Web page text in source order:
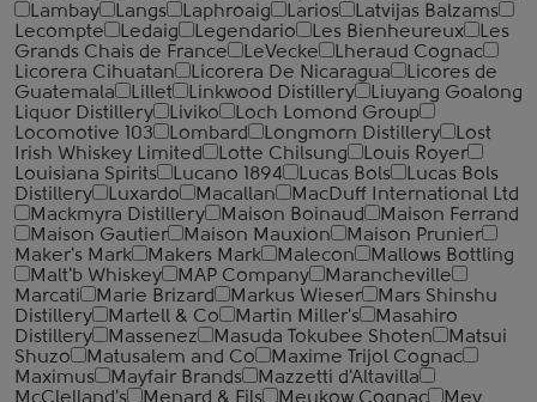
Lambay
Langs Laphroaig Larios
Latvijas Balzams
Lecompte
Ledaig Legendario Les Bienheureux
Les
Grands Chais de France
LeVecke
Lheraud Cognac
Licorera Cihuatan
Licorera De Nicaragua
Licores de
Guatemala
Lillet Linkwood Distillery
Liuyang Goalong
Liquor Distillery
Liviko
Loch Lomond Group
Locomotive 103
Lombard Longmorn Distillery
Lost
Irish Whiskey Limited
Lotte Chilsung
Louis Royer
Louisiana Spirits
Lucano 1894 Lucas Bols
Lucas Bols
Distillery
Luxardo Macallan
MacDuff International Ltd
Mackmyra Distillery
Maison Boinaud
Maison Ferrand
Maison Gautier
Maison Mauxion
Maison Prunier
Maker's Mark
Makers Mark Malecon
Mallows Bottling
Malt'b Whiskey
MAP Company
Marancheville
Marcati
Marie Brizard Markus Wieser
Mars Shinshu
Distillery
Martell & Co Martin Miller's
Masahiro
Distillery
Massenez Masuda Tokubee Shoten
Matsui
Shuzo
Matusalem and Co
Maxime Trijol Cognac
Maximus
Mayfair Brands
Mazzetti d'Altavilla